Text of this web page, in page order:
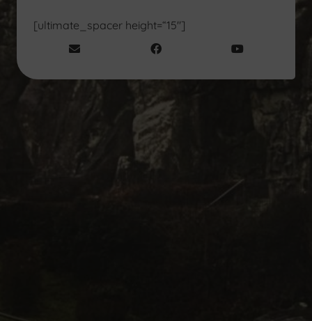
[ultimate_spacer height=“15″]